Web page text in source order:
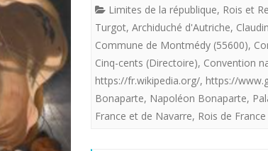
Limites de la république, Rois et
Turgot, Archiduché d'Autriche,
Commune de Montmédy (55600),
Cinq-cents (Directoire), Convention
https://fr.wikipedia.org/, https://
Bonaparte, Napoléon Bonaparte,
France et de Navarre, Rois de